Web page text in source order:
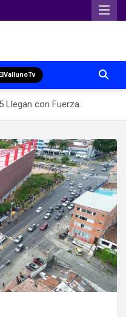
Llegan con Fuerza.